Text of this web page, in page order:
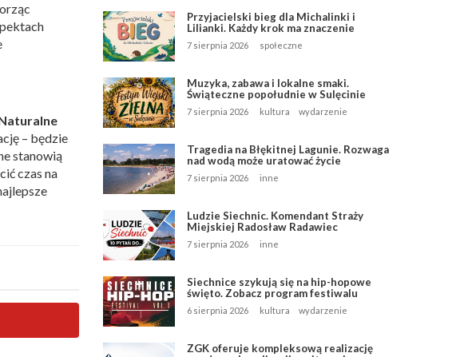
– będzie
stanowią
czas na
Przyjacielski bieg dla Michalinki i
Lilianki. Każdy krok ma znaczenie
7 sierpnia 2026 społeczne
Muzyka, zabawa i lokalne smaki.
Świąteczne popołudnie w Sulęcinie
7 sierpnia 2026 kultura wydarzenie
Tragedia na Błękitnej Lagunie. Rozwaga
nad wodą może uratować życie
7 sierpnia 2026 inne
Ludzie Siechnic. Komendant Straży
Miejskiej Radosław Radawiec
7 sierpnia 2026 inne
Siechnice szykują się na hip-hopowe
święto. Zobacz program festiwalu
6 sierpnia 2026 kultura wydarzenie
ZGK oferuje kompleksową realizację